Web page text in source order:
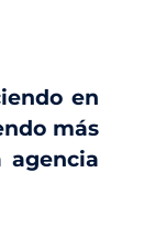
en
más
agencia